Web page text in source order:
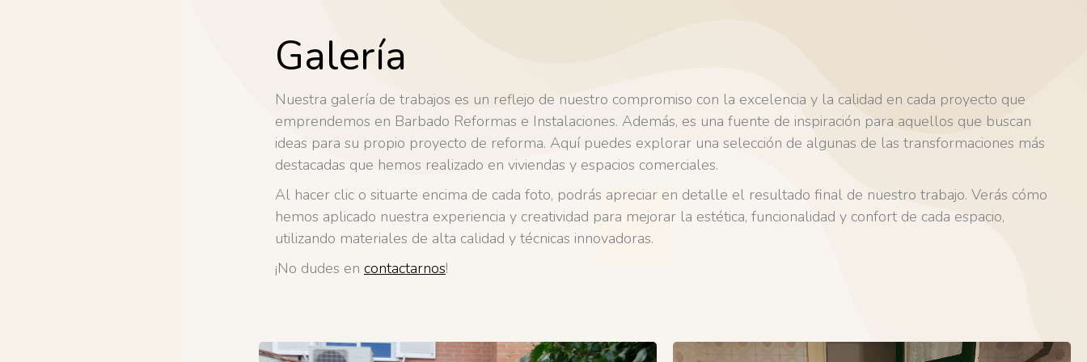
Galería
Nuestra galería de trabajos es un reflejo de nuestro compromiso con la excelencia y la calidad en cada proyecto que
emprendemos en Barbado Reformas e Instalaciones. Además, es una fuente de inspiración para aquellos que buscan
ideas para su propio proyecto de reforma. Aquí puedes explorar una selección de algunas de las transformaciones más
destacadas que hemos realizado en viviendas y espacios comerciales.
Al hacer clic o situarte encima de cada foto, podrás apreciar en detalle el resultado final de nuestro trabajo. Verás cómo
hemos aplicado nuestra experiencia y creatividad para mejorar la estética, funcionalidad y confort de cada espacio,
utilizando materiales de alta calidad y técnicas innovadoras.
¡No dudes en contactarnos!